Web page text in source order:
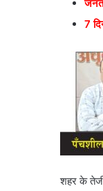
7
शहर के तेजी